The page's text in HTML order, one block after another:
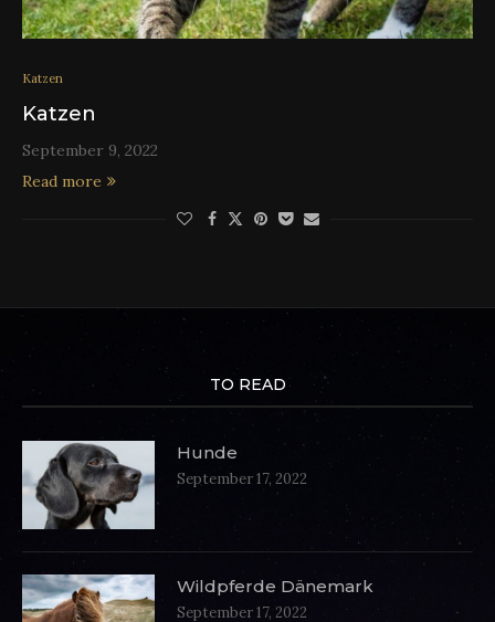
Katzen
Katzen
September 9, 2022
Read more
TO READ
Hunde
September 17, 2022
Wildpferde Dänemark
September 17, 2022